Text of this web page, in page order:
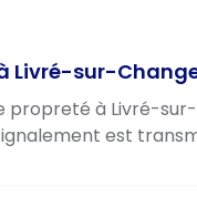
Livré-sur-
propreté à Livré-
est